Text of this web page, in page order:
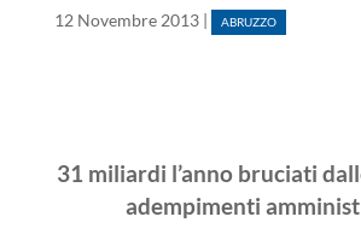
12 Novembre 2013| ABRUZZO
31 miliardi l’anno bruciati
adempimenti